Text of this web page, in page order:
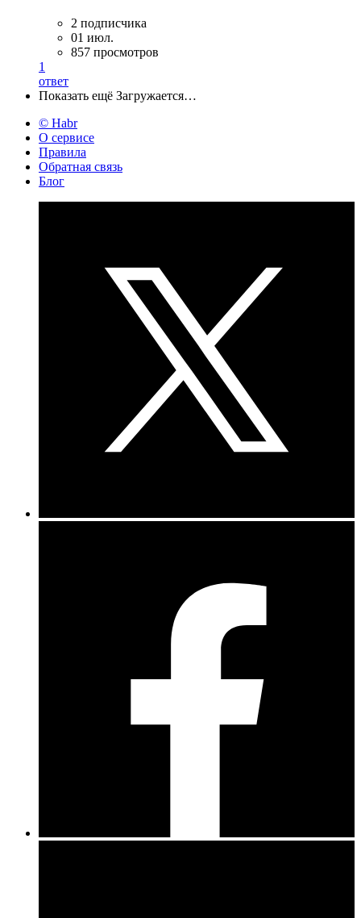
2 подписчика
01 июл.
857 просмотров
1
ответ
Показать ещё Загружается…
© Habr
О сервисе
Правила
Обратная связь
Блог